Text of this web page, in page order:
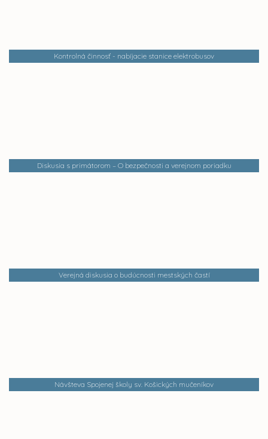
Kontrolná činnosť - nabíjacie stanice elektrobusov
Diskusia s primátorom – O bezpečnosti a verejnom poriadku
Verejná diskusia o budúcnosti mestských častí
Návšteva Spojenej školy sv. Košických mučeníkov